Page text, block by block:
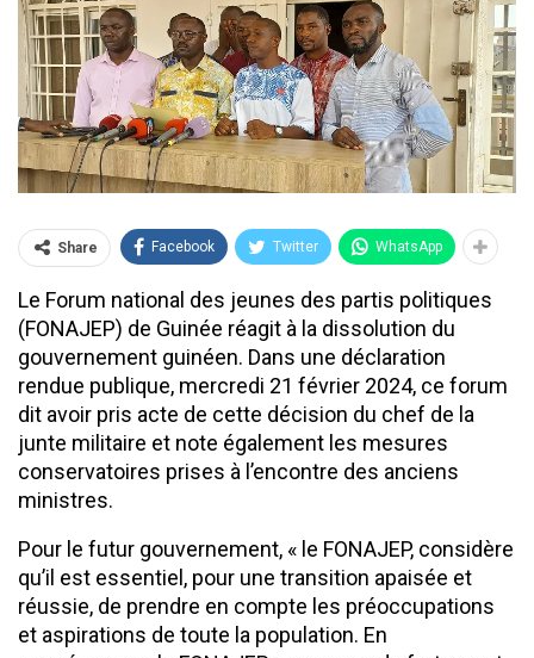
Share Facebook Twitter WhatsApp
Le Forum national des jeunes des partis politiques
(FONAJEP) de Guinée réagit à la dissolution du
gouvernement guinéen. Dans une déclaration
rendue publique, mercredi 21 février 2024, ce forum
dit avoir pris acte de cette décision du chef de la
junte militaire et note également les mesures
conservatoires prises à l’encontre des anciens
ministres.
Pour le futur gouvernement, « le FONAJEP, considère
qu’il est essentiel, pour une transition apaisée et
réussie, de prendre en compte les préoccupations
et aspirations de toute la population. En